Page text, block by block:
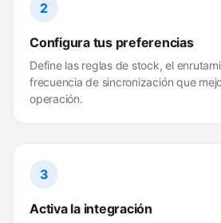
2
Configura tus preferencias
Define las reglas de stock, el
frecuencia de sincronización que
operación.
3
Activa la integración